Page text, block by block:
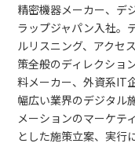
精密機器メーカー、デ
ラップジャパン入社。
ルリスニング、アクセ
策全般のディレクショ
料メーカー、外資系IT
幅広い業界のデジタル
メーションのマーケテ
とした施策立案、実行